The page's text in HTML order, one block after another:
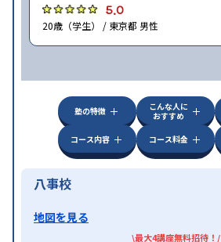
5.0
20歳（学生） / 東京都 男性
塾の特徴
こんな人に
おすすめ
コース内容
コース料金
八事校
地図を見る
\最大4講座無料招待！/